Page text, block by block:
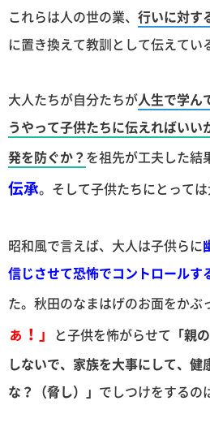
これらは人の世の業、 行いに対す
に置き換えて教訓として伝えてい
大人たちが自分たちが人生で学ん
うやって子供たちに伝えればい
発を防ぐか？ を祖先が工夫した結
伝承。そして子供たちにとって
昭和風で言えば、大人は子供らに
信じさせて恐怖でコントロールす
た。秋田のなまはげのお面をかぶ
ぁ！」 と子供を怖がらせて 「親
しないで、家族を大事にして、健
な？（脅し）」 でしつけをするの